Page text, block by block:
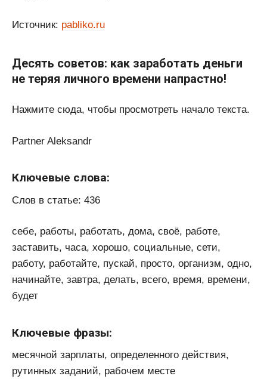
Источник: pabliko.ru
Десять советов: как заработать деньги
не теряя личного времени напрастно!
Нажмите сюда, чтобы просмотреть начало текста.
Partner Aleksandr
Ключевые слова:
Слов в статье: 436
себе, работы, работать, дома, своё, работе,
заставить, часа, хорошо, социальные, сети,
работу, работайте, пускай, просто, организм, одно,
начинайте, завтра, делать, всего, время, времени,
будет
Ключевые фразы:
месячной зарплаты, определенного действия,
рутинных заданий, рабочем месте